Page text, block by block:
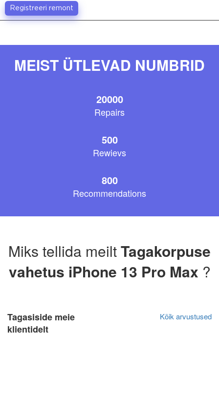
Registreeri remont
MEIST ÜTLEVAD NUMBRID
20000
Repairs
500
Rewievs
800
Recommendations
Miks tellida meiltTagakorpuse
vahetus iPhone 13 Pro Max ?
Tagasiside meie
klientidelt
Kõik arvustused